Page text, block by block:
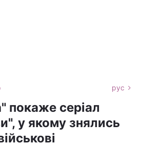
рус
покаже серіал
у якому знялись